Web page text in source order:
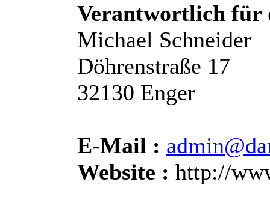
Verantwortlich für
Michael Schneider
Döhrenstraße 17
32130 Enger
E-Mail :
Website : http://